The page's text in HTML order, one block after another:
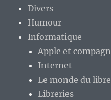
Divers
Humour
Informatique
Apple et
Internet
Le monde du
Libreries